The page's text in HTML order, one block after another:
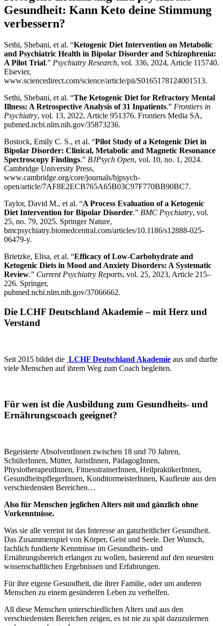
Gesundheit: Kann Keto deine Stimmung
verbessern?
Sethi, Shebani, et al. “Ketogenic Diet Intervention on Metabolic
and Psychiatric Health in Bipolar Disorder and Schizophrenia:
A Pilot Trial.” Psychiatry Research, vol. 336, 2024, Article 115740.
Elsevier,
www.sciencedirect.com/science/article/pii/S0165178124001513.
Sethi, Shebani, et al. “The Ketogenic Diet for Refractory Mental
Illness: A Retrospective Analysis of 31 Inpatients.” Frontiers in
Psychiatry, vol. 13, 2022, Article 951376. Frontiers Media SA,
pubmed.ncbi.nlm.nih.gov/35873236.
Bostock, Emily C. S., et al. “Pilot Study of a Ketogenic Diet in
Bipolar Disorder: Clinical, Metabolic and Magnetic Resonance
Spectroscopy Findings.” BJPsych Open, vol. 10, no. 1, 2024.
Cambridge University Press,
www.cambridge.org/core/journals/bjpsych-
open/article/7AF8E2ECB765A65B03C97F770BB90BC7.
Taylor, David M., et al. “A Process Evaluation of a Ketogenic
Diet Intervention for Bipolar Disorder.” BMC Psychiatry, vol.
25, no. 79, 2025. Springer Nature,
bmcpsychiatry.biomedcentral.com/articles/10.1186/s12888-025-
06479-y.
Brietzke, Elisa, et al. “Efficacy of Low-Carbohydrate and
Ketogenic Diets in Mood and Anxiety Disorders: A Systematic
Review.” Current Psychiatry Reports, vol. 25, 2023, Article 215–
226. Springer,
pubmed.ncbi.nlm.nih.gov/37066662.
Die LCHF Deutschland Akademie – mit Herz und
Verstand
Seit 2015 bildet die LCHF Deutschland Akademie aus und durfte
viele Menschen auf ihrem Weg zum Coach begleiten.
Für wen ist die Ausbildung zum Gesundheits- und
Ernährungscoach geeignet?
Begeisterte AbsolventInnen zwischen 18 und 70 Jahren,
SchülerInnen, Mütter, JuristInnen, PädagogInnen,
PhysiotherapeutInnen, FitnesstrainerInnen, HeilpraktikerInnen,
GesundheitspflegerInnen, KonditormeisterInnen, Kaufleute aus den
verschiedensten Bereichen…
Also für Menschen jeglichen Alters mit und gänzlich ohne
Vorkenntnisse.
Was sie alle vereint ist das Interesse an ganzheitlicher Gesundheit.
Das Zusammenspiel von Körper, Geist und Seele. Der Wunsch,
fachlich fundierte Kenntnisse im Gesundheits- und
Ernährungsbereich erlangen zu wollen, basierend auf den neuesten
wissenschaftlichen Ergebnissen und Erfahrungen.
Für ihre eigene Gesundheit, die ihrer Familie, oder um anderen
Menschen zu einem gesünderen Leben zu verhelfen.
All diese Menschen unterschiedlichen Alters und aus den
verschiedensten Bereichen zeigen, es ist nie zu spät dazuzulernen